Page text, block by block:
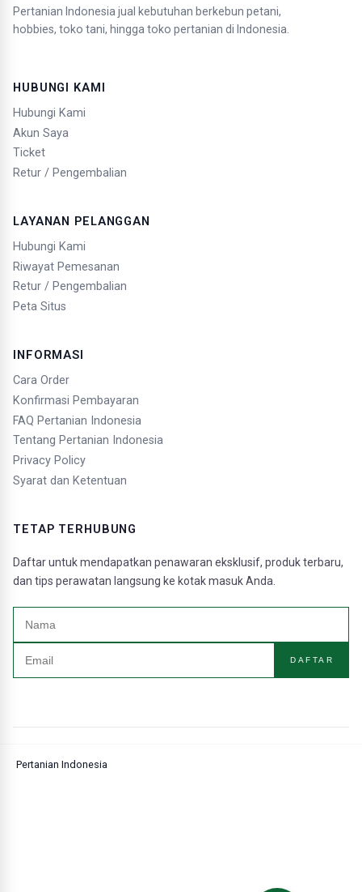
Pertanian Indonesia jual kebutuhan berkebun petani,
hobbies, toko tani, hingga toko pertanian di Indonesia.
HUBUNGI KAMI
Hubungi Kami
Akun Saya
Ticket
Retur / Pengembalian
LAYANAN PELANGGAN
Hubungi Kami
Riwayat Pemesanan
Retur / Pengembalian
Peta Situs
INFORMASI
Cara Order
Konfirmasi Pembayaran
FAQ Pertanian Indonesia
Tentang Pertanian Indonesia
Privacy Policy
Syarat dan Ketentuan
TETAP TERHUBUNG
Daftar untuk mendapatkan penawaran eksklusif, produk terbaru,
dan tips perawatan langsung ke kotak masuk Anda.
DAFTAR
Pertanian Indonesia